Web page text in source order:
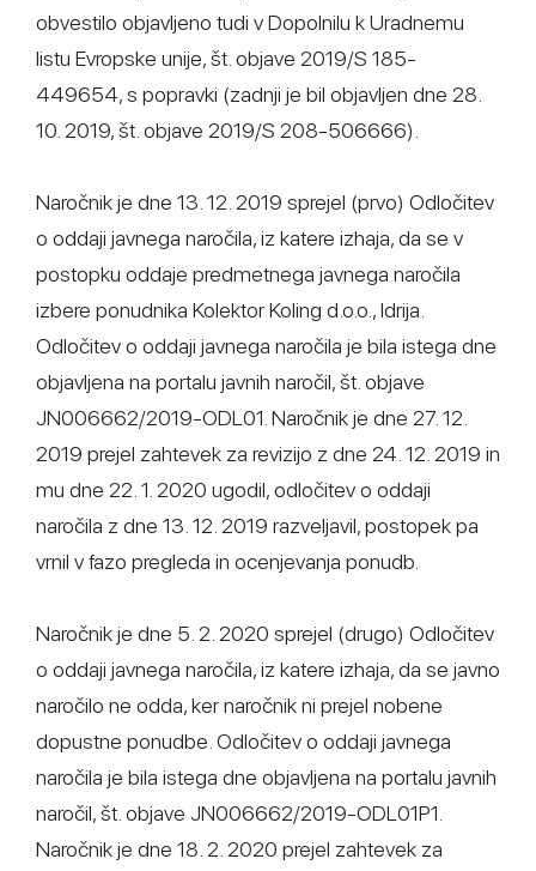
obvestilo objavljeno tudi v Dopolnilu k Uradnemu
listu Evropske unije, št. objave 2019/S 185-
449654, s popravki (zadnji je bil objavljen dne 28.
10. 2019, št. objave 2019/S 208-506666).
Naročnik je dne 13. 12. 2019 sprejel (prvo) Odločitev
o oddaji javnega naročila, iz katere izhaja, da se v
postopku oddaje predmetnega javnega naročila
izbere ponudnika Kolektor Koling d.o.o., Idrija.
Odločitev o oddaji javnega naročila je bila istega dne
objavljena na portalu javnih naročil, št. objave
JN006662/2019-ODL01. Naročnik je dne 27. 12.
2019 prejel zahtevek za revizijo z dne 24. 12. 2019 in
mu dne 22. 1. 2020 ugodil, odločitev o oddaji
naročila z dne 13. 12. 2019 razveljavil, postopek pa
vrnil v fazo pregleda in ocenjevanja ponudb.
Naročnik je dne 5. 2. 2020 sprejel (drugo) Odločitev
o oddaji javnega naročila, iz katere izhaja, da se javno
naročilo ne odda, ker naročnik ni prejel nobene
dopustne ponudbe. Odločitev o oddaji javnega
naročila je bila istega dne objavljena na portalu javnih
naročil, št. objave JN006662/2019-ODL01P1.
Naročnik je dne 18. 2. 2020 prejel zahtevek za